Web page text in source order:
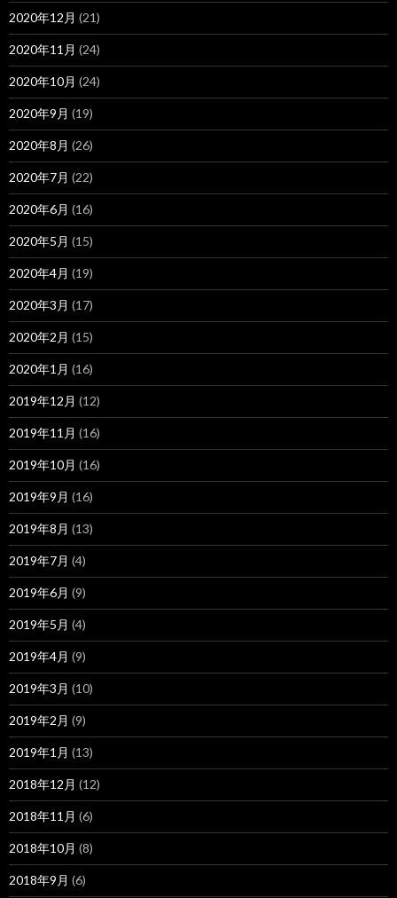
2020年12月 (21)
2020年11月 (24)
2020年10月 (24)
2020年9月 (19)
2020年8月 (26)
2020年7月 (22)
2020年6月 (16)
2020年5月 (15)
2020年4月 (19)
2020年3月 (17)
2020年2月 (15)
2020年1月 (16)
2019年12月 (12)
2019年11月 (16)
2019年10月 (16)
2019年9月 (16)
2019年8月 (13)
2019年7月 (4)
2019年6月 (9)
2019年5月 (4)
2019年4月 (9)
2019年3月 (10)
2019年2月 (9)
2019年1月 (13)
2018年12月 (12)
2018年11月 (6)
2018年10月 (8)
2018年9月 (6)